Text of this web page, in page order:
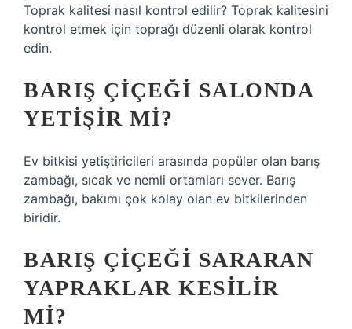
Toprak kalitesi nasıl kontrol edilir? Toprak kalitesini
kontrol etmek için toprağı düzenli olarak kontrol
edin.
BARIŞ ÇIÇEĞI SALONDA
YETIŞIR MI?
Ev bitkisi yetiştiricileri arasında popüler olan barış
zambağı, sıcak ve nemli ortamları sever. Barış
zambağı, bakımı çok kolay olan ev bitkilerinden
biridir.
BARIŞ ÇIÇEĞI SARARAN
YAPRAKLAR KESILIR
MI?